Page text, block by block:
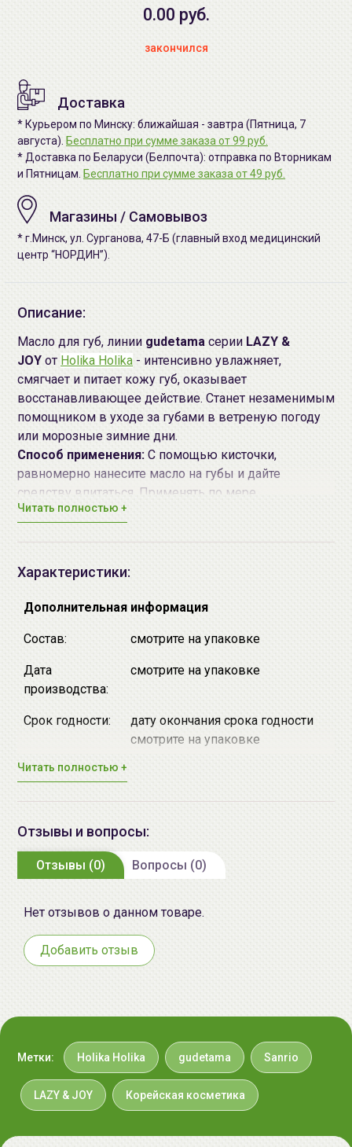
0.00 руб.
закончился
Доставка
* Курьером по Минску: ближайшая - завтра (Пятница, 7
августа). Бесплатно при сумме заказа от 99 руб.
* Доставка по Беларуси (Белпочта): отправка по Вторникам
и Пятницам. Бесплатно при сумме заказа от 49 руб.
Магазины / Самовывоз
* г.Минск, ул. Сурганова, 47-Б (главный вход медицинский
центр “НОРДИН”).
Описание:
Масло для губ, линии gudetama серии LAZY &
JOY от Holika Holika - интенсивно увлажняет,
смягчает и питает кожу губ, оказывает
восстанавливающее действие. Станет незаменимым
помощником в уходе за губами в ветреную погоду
или морозные зимние дни.
Способ применения: С помощью кисточки,
равномерно нанесите масло на губы и дайте
средству впитаться. Применять по мере
необходимости.
Наибольшего эффекта можно достичь используя
Читать полностью +
Характеристики:
Дополнительная информация
Состав: смотрите на упаковке
Дата
производства:
смотрите на упаковке
Срок годности:
дату окончания срока годности
смотрите на упаковке
Производитель:
Dongjak-gu, Seoul
Импортер в
Беларусь:
ИП Мигаль Наталья Петровна,
УНП 192179286 Беларусь,
136. www.allcosmetics.by, E-mail:
info@allcosmetics.by,
тел.:+375296131336
Читать полностью +
Отзывы и вопросы:
Отзывы (0) Вопросы (0)
Нет отзывов о данном товаре.
Добавить отзыв
Метки: Holika Holika gudetama Sanrio
LAZY & JOY Корейская косметика